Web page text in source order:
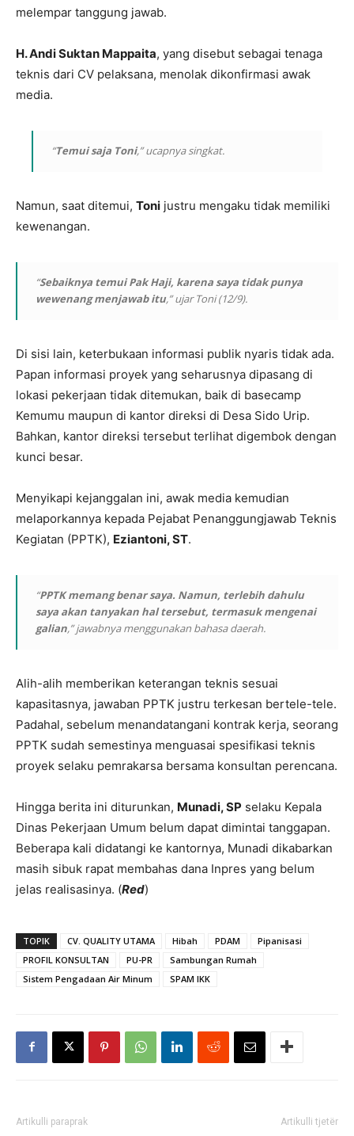
melempar tanggung jawab.
H. Andi Suktan Mappaita, yang disebut sebagai tenaga
teknis dari CV pelaksana, menolak dikonfirmasi awak
media.
“Temui saja Toni,” ucapnya singkat.
Namun, saat ditemui, Toni justru mengaku tidak memiliki
kewenangan.
“Sebaiknya temui Pak Haji, karena saya tidak punya
wewenang menjawab itu,” ujar Toni (12/9).
Di sisi lain, keterbukaan informasi publik nyaris tidak ada.
Papan informasi proyek yang seharusnya dipasang di
lokasi pekerjaan tidak ditemukan, baik di basecamp
Kemumu maupun di kantor direksi di Desa Sido Urip.
Bahkan, kantor direksi tersebut terlihat digembok dengan
kunci besar.
Menyikapi kejanggalan ini, awak media kemudian
melaporkannya kepada Pejabat Penanggungjawab Teknis
Kegiatan (PPTK), Eziantoni, ST.
“PPTK memang benar saya. Namun, terlebih dahulu
saya akan tanyakan hal tersebut, termasuk mengenai
galian,” jawabnya menggunakan bahasa daerah.
Alih-alih memberikan keterangan teknis sesuai
kapasitasnya, jawaban PPTK justru terkesan bertele-tele.
Padahal, sebelum menandatangani kontrak kerja, seorang
PPTK sudah semestinya menguasai spesifikasi teknis
proyek selaku pemrakarsa bersama konsultan perencana.
Hingga berita ini diturunkan, Munadi, SP selaku Kepala
Dinas Pekerjaan Umum belum dapat dimintai tanggapan.
Beberapa kali didatangi ke kantornya, Munadi dikabarkan
masih sibuk rapat membahas dana Inpres yang belum
jelas realisasinya. (Red)
TOPIK CV. QUALITY UTAMA Hibah PDAM
Pipanisasi
PROFIL KONSULTAN
PU-PR
Sambungan Rumah
Sistem Pengadaan Air Minum
SPAM IKK
Artikulli paraprak Artikulli tjetër